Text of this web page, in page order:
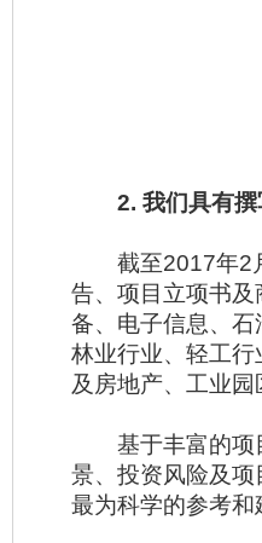
2. 我们具有
截至2017年2月
告、项目立项书
备、电子信息、
林业行业、轻工
及房地产、工业
基于丰富的项目
景、投资风险及
最为科学的参考和